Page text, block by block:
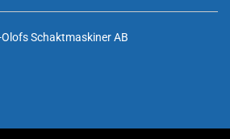
Schaktmaskiner AB